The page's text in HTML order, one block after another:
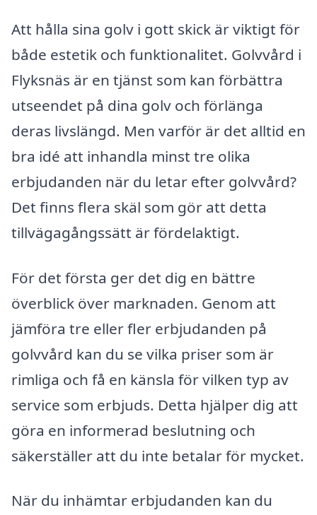
Att hålla sina golv i gott skick är viktigt för
både estetik och funktionalitet. Golvvård i
Flyksnäs är en tjänst som kan förbättra
utseendet på dina golv och förlänga
deras livslängd. Men varför är det alltid en
bra idé att inhandla minst tre olika
erbjudanden när du letar efter golvvård?
Det finns flera skäl som gör att detta
tillvägagångssätt är fördelaktigt.
För det första ger det dig en bättre
överblick över marknaden. Genom att
jämföra tre eller fler erbjudanden på
golvvård kan du se vilka priser som är
rimliga och få en känsla för vilken typ av
service som erbjuds. Detta hjälper dig att
göra en informerad beslutning och
säkerställer att du inte betalar för mycket.
När du inhämtar erbjudanden kan du